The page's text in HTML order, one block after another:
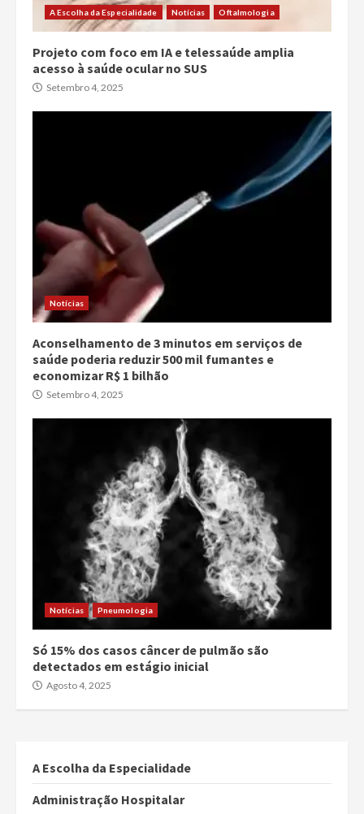
A Escolha da Especialidade Notícias Oftalmologia
Projeto com foco em IA e telessaúde amplia
acesso à saúde ocular no SUS
Setembro 4, 2025
Notícias
Aconselhamento de 3 minutos em serviços de
saúde poderia reduzir 500 mil fumantes e
economizar R$ 1 bilhão
Setembro 4, 2025
Notícias Pneumologia
Só 15% dos casos câncer de pulmão são
detectados em estágio inicial
Agosto 4, 2025
A Escolha da Especialidade
Administração Hospitalar